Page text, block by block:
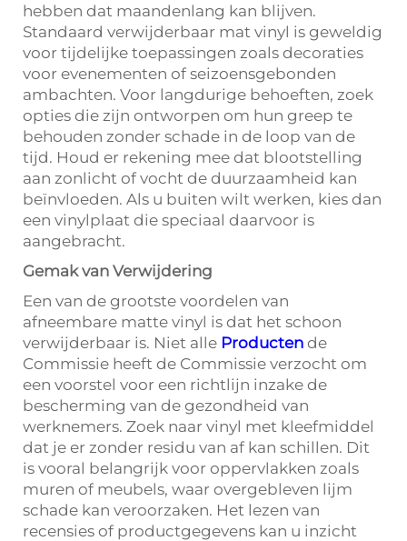
hebben dat maandenlang kan blijven.
Standaard verwijderbaar mat vinyl is geweldig
voor tijdelijke toepassingen zoals decoraties
voor evenementen of seizoensgebonden
ambachten. Voor langdurige behoeften, zoek
opties die zijn ontworpen om hun greep te
behouden zonder schade in de loop van de
tijd. Houd er rekening mee dat blootstelling
aan zonlicht of vocht de duurzaamheid kan
beïnvloeden. Als u buiten wilt werken, kies dan
een vinylplaat die speciaal daarvoor is
aangebracht.
Gemak van Verwijdering
Een van de grootste voordelen van
afneembare matte vinyl is dat het schoon
verwijderbaar is. Niet alle Producten de
Commissie heeft de Commissie verzocht om
een voorstel voor een richtlijn inzake de
bescherming van de gezondheid van
werknemers. Zoek naar vinyl met kleefmiddel
dat je er zonder residu van af kan schillen. Dit
is vooral belangrijk voor oppervlakken zoals
muren of meubels, waar overgebleven lijm
schade kan veroorzaken. Het lezen van
recensies of productgegevens kan u inzicht